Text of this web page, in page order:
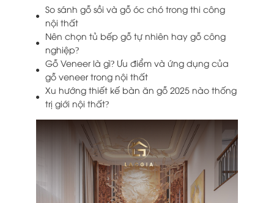
So sánh gỗ sồi và gỗ óc chó trong thi công
nội thất
Nên chọn tủ bếp gỗ tự nhiên hay gỗ công
nghiệp?
Gỗ Veneer là gì? Ưu điểm và ứng dụng của
gỗ veneer trong nội thất
Xu hướng thiết kế bàn ăn gỗ 2025 nào thống
trị giới nội thất?